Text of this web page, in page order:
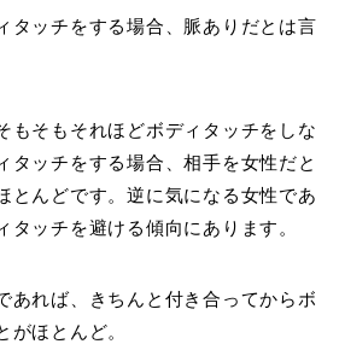
タッチをする場合、脈ありだとは言
もそもそれほどボディタッチをしな
タッチをする場合、相手を女性だと
とんどです。逆に気になる女性であ
タッチを避ける傾向にあります。
あれば、きちんと付き合ってからボ
がほとんど。